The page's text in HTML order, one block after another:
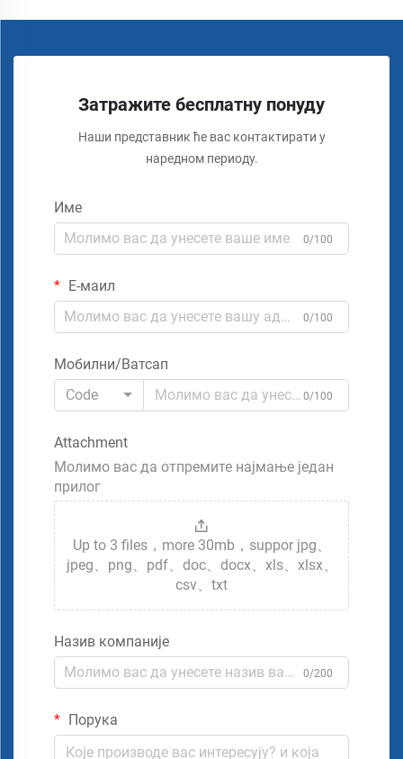
Затражите бесплатну понуду
Наши представник ће вас контактирати у
наредном периоду.
Име
0/100
Е-маил
0/100
Мобилни/Ватсап
Code
0/100
Attachment
Молимо вас да отпремите најмање један
прилог
Up to 3 files，more 30mb，suppor jpg、
jpeg、png、pdf、doc、docx、xls、xlsx、
csv、txt
Назив компаније
0/200
Порука